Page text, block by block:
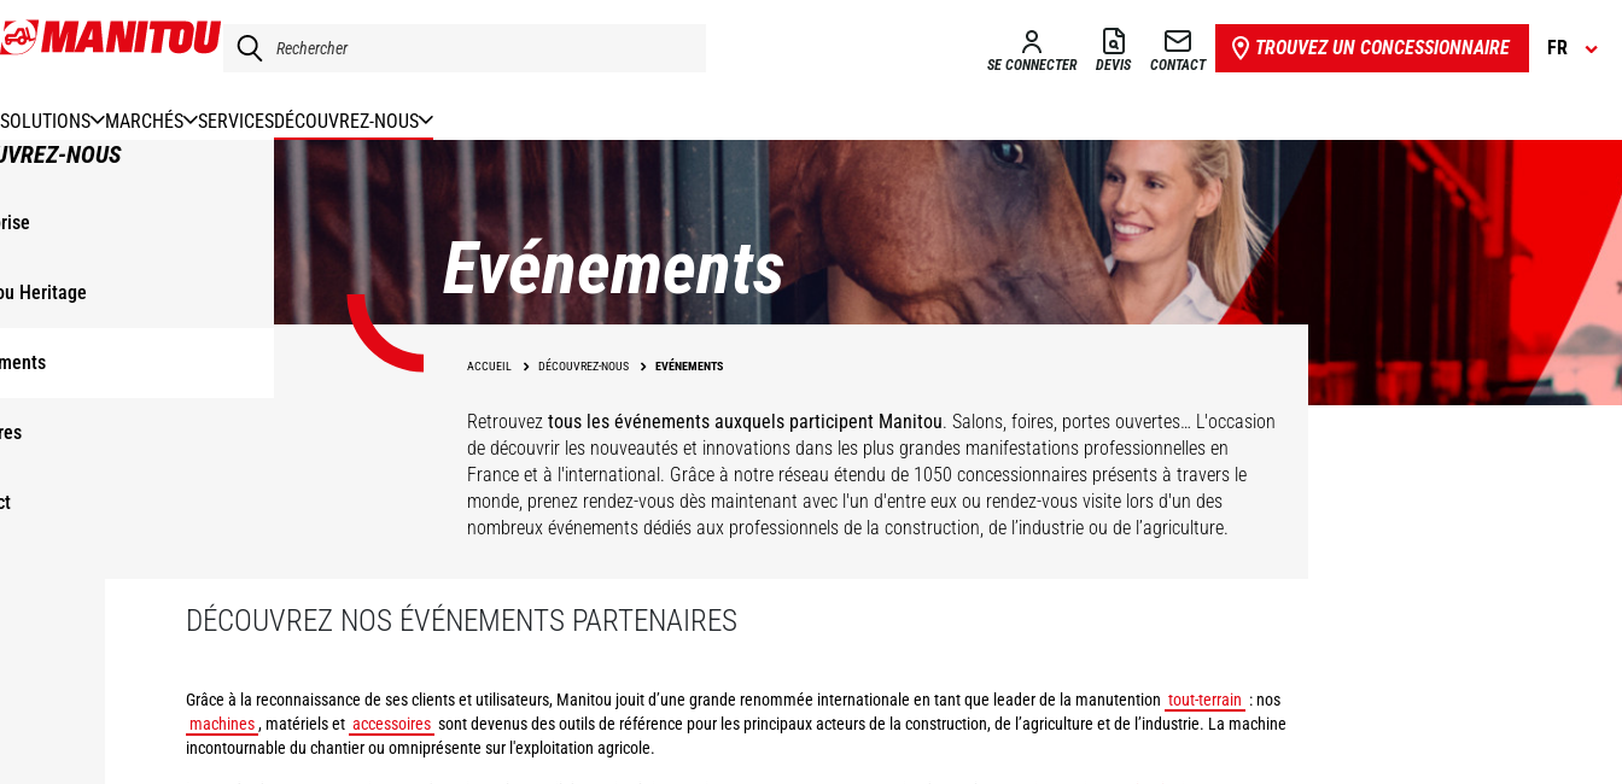
Aller
au
SE CONNECTER DEVIS CONTACT
TROUVEZ UN CONCESSIONNAIRE FR
SOLUTIONS MARCHÉS SERVICESDÉCOUVREZ-NOUS
NOUS
Heritage Evénements
ACCUEIL DÉCOUVREZ-NOUS EVÉNEMENTS
Retrouvez tous les événements auxquels participent Manitou. Salons, foires, portes ouvertes… L'occasion
de découvrir les nouveautés et innovations dans les plus grandes manifestations professionnelles en
France et à l'international. Grâce à notre réseau étendu de 1050 concessionnaires présents à travers le
monde, prenez rendez-vous dès maintenant avec l'un d'entre eux ou rendez-vous visite lors d'un des
nombreux événements dédiés aux professionnels de la construction, de l’industrie ou de l’agriculture.
DÉCOUVREZ NOS ÉVÉNEMENTS PARTENAIRES
Grâce à la reconnaissance de ses clients et utilisateurs, Manitou jouit d’une grande renommée internationale en tant que leader de la manutention tout-terrain : nos
machines , matériels et accessoires sont devenus des outils de référence pour les principaux acteurs de la construction, de l’agriculture et de l’industrie. La machine
incontournable du chantier ou omniprésente sur l'exploitation agricole.